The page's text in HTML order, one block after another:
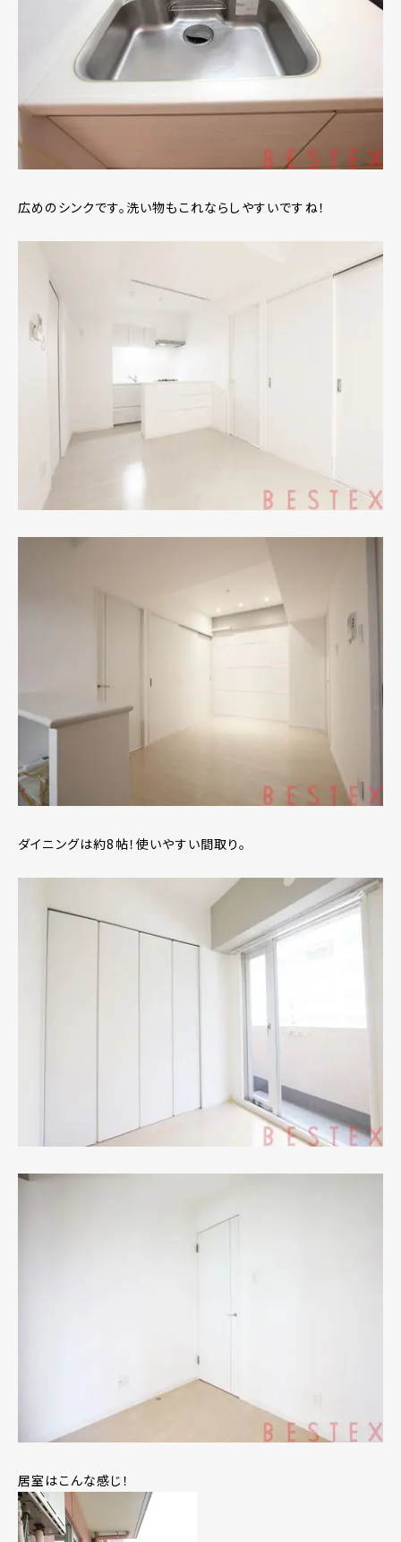
広めのシンクです。洗い物もこれならしやすいですね！
ダイニングは約8帖！使いやすい間取り。
居室はこんな感じ！